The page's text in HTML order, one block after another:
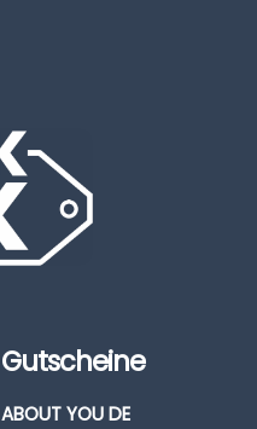
Gutscheine
ABOUT YOU DE